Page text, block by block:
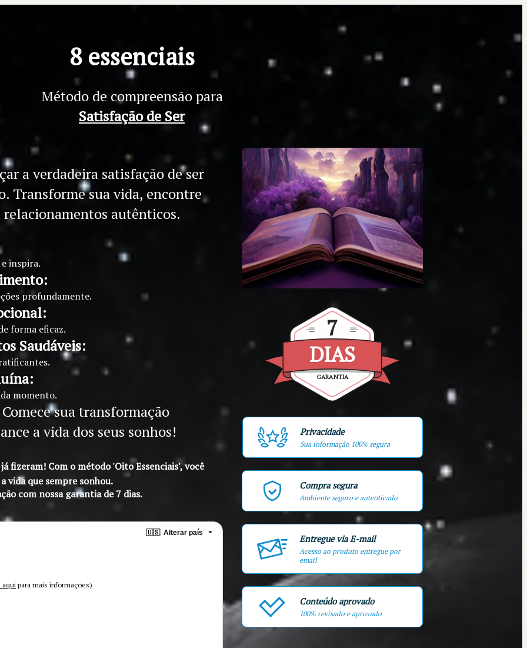
8 essenciais
Método de compreensão para
Satisfação de Ser
a verdadeira satisfação de ser
Transforme sua vida, encontre
autênticos.
inspira.
profundamente.
forma eficaz.
Saudáveis:
momento.
sua transformação
a vida dos seus sonhos!
fizeram! Com o método 'Oito Essenciais', você
vida que sempre sonhou.
com nossa garantia de 7 dias.
🇺🇸 Alterar país
aqui para mais informações)
DIAS
GARANTIA
7
Privacidade
Sua informação 100% segura
Compra segura
Ambiente seguro e autenticado
Entregue via E-mail
Acesso ao produto entregue por
email
Conteúdo aprovado
100% revisado e aprovado